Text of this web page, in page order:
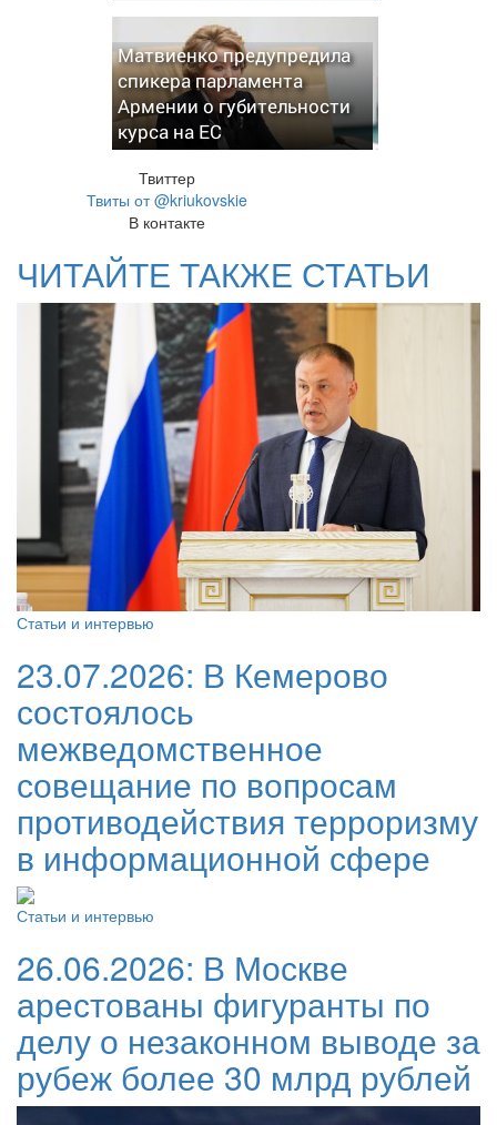
Матвиенко предупредила
спикера парламента
Армении о губительности
курса на ЕС
Твиттер
Твиты от @kriukovskie
В контакте
ЧИТАЙТЕ ТАКЖЕ СТАТЬИ
Статьи и интервью
23.07.2026: В Кемерово
состоялось
межведомственное
совещание по вопросам
противодействия терроризму
в информационной сфере
Статьи и интервью
26.06.2026: В Москве
арестованы фигуранты по
делу о незаконном выводе за
рубеж более 30 млрд рублей